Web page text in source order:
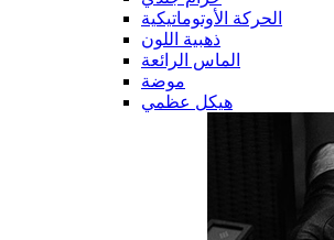
الحركة الأوتوماتيكية
ذهبية اللون
الماس الرائعة
موضة
هيكل عظمي